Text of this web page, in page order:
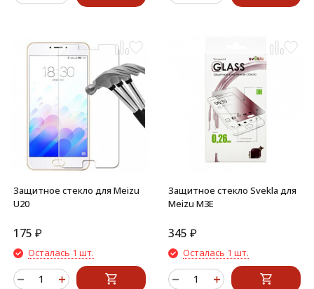
Защитное стекло для Meizu
U20
175 ₽
Осталась 1 шт.
Защитное стекло Svekla для
Meizu M3E
345 ₽
Осталась 1 шт.